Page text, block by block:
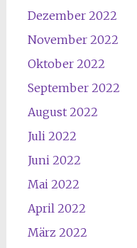
Dezember 2022
November 2022
Oktober 2022
September 2022
August 2022
Juli 2022
Juni 2022
Mai 2022
April 2022
März 2022